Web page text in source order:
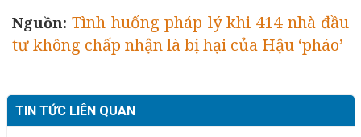
Nguồn:Tình huống pháp lý khi 414 nhà đầu
tư không chấp nhận là bị hại của Hậu ‘pháo’
TIN TỨC LIÊN QUAN